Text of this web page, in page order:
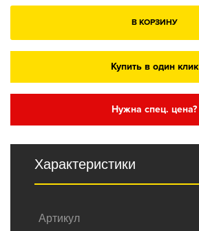
В КОРЗИНУ
Купить в один клик
Нужна спец. цена?
Характеристики
Артикул